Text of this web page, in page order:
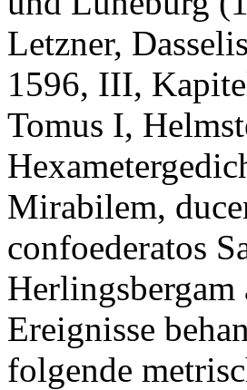
Letzner,
1596, III,
Tomus I,
Mirabilem,
confoederatos
Ereignisse
folgende